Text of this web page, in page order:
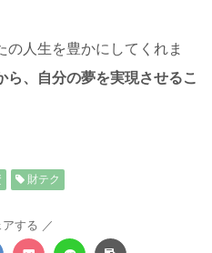
の人生を豊かにしてくれま
ら、自分の夢を実現させるこ
財テク
アする